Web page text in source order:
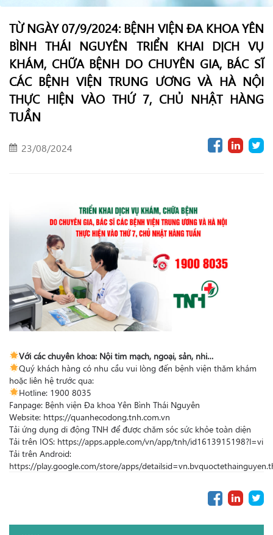
TỪ NGÀY 07/9/2024: BỆNH VIỆN ĐA KHOA YÊN
BÌNH THÁI NGUYÊN TRIỂN KHAI DỊCH VỤ
KHÁM, CHỮA BỆNH DO CHUYÊN GIA, BÁC SĨ
CÁC BỆNH VIỆN TRUNG ƯƠNG VÀ HÀ NỘI
THỰC HIỆN VÀO THỨ 7, CHỦ NHẬT HÀNG
TUẦN
23/08/2024
Với các chuyên khoa: Nội tim mạch, ngoại, sản, nhi…
Quý khách hàng có nhu cầu vui lòng đến bệnh viện thăm khám
hoặc liên hệ trước qua:
Hotline: 1900 8035
Fanpage: Bệnh viện Đa khoa Yên Bình Thái Nguyên
Website: https://quanhecodong.tnh.com.vn
Tải ứng dụng di động TNH để được chăm sóc sức khỏe toàn diện
Tải trên IOS: https://apps.apple.com/vn/app/tnh/id1613915198?l=vi
Tải trên Android:
https://play.google.com/store/apps/